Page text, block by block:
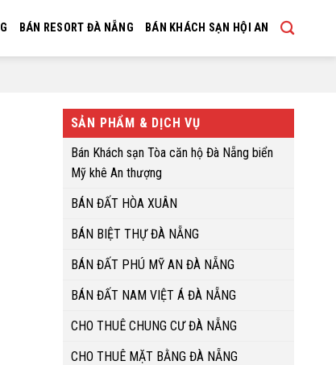
BÁN RESORT ĐÀ NẴNG BÁN KHÁCH SẠN HỘI AN
SẢN PHẨM & DỊCH VỤ
Bán Khách sạn Tòa căn hộ Đà Nẵng biển
Mỹ khê An thượng
BÁN ĐẤT HÒA XUÂN
BÁN BIỆT THỰ ĐÀ NẴNG
BÁN ĐẤT PHÚ MỸ AN ĐÀ NẴNG
BÁN ĐẤT NAM VIỆT Á ĐÀ NẴNG
CHO THUÊ CHUNG CƯ ĐÀ NẴNG
CHO THUÊ MẶT BẰNG ĐÀ NẴNG